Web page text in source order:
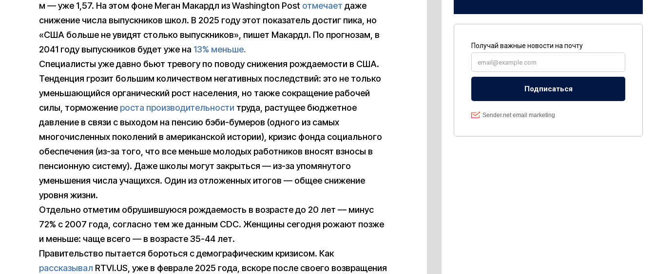
м — уже 1,57. На этом фоне Меган Макардл из Washington Post отмечает даже
снижение числа выпускников школ. В 2025 году этот показатель достиг пика, но
«США больше не увидят столько выпускников», пишет Макардл. По прогнозам, в
2041 году выпускников будет уже на 13% меньше.
Специалисты уже давно бьют тревогу по поводу снижения рождаемости в США.
Тенденция грозит большим количеством негативных последствий: это не только
уменьшающийся органический рост населения, но также сокращение рабочей
силы, торможение роста производительности труда, растущее бюджетное
давление в связи с выходом на пенсию бэби-бумеров (одного из самых
многочисленных поколений в американской истории), кризис фонда социального
обеспечения (из-за того, что все меньше молодых работников вносят взносы в
пенсионную систему). Даже школы могут закрыться — из-за упомянутого
уменьшения числа учащихся. Один из отложенных итогов — общее снижение
уровня жизни.
Отдельно отметим обрушившуюся рождаемость в возрасте до 20 лет — минус
72% с 2007 года, согласно тем же данным CDC. Женщины сегодня рожают позже
и меньше: чаще всего — в возрасте 35-44 лет.
Правительство пытается бороться с демографическим кризисом. Как
рассказывал RTVI.US, уже в феврале 2025 года, вскоре после своего возвращения